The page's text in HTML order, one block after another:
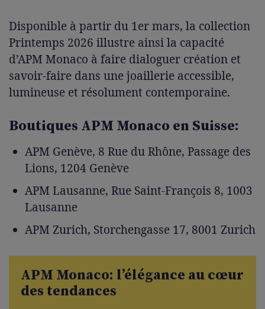
Disponible à partir du 1er mars, la collection
Printemps 2026 illustre ainsi la capacité
d’APM Monaco à faire dialoguer création et
savoir-faire dans une joaillerie accessible,
lumineuse et résolument contemporaine.
Boutiques APM Monaco en Suisse:
APM Genève, 8 Rue du Rhône, Passage des
Lions, 1204 Genève
APM Lausanne, Rue Saint-François 8, 1003
Lausanne
APM Zurich, Storchengasse 17, 8001 Zurich
APM Monaco: l’élégance au cœur
des tendances